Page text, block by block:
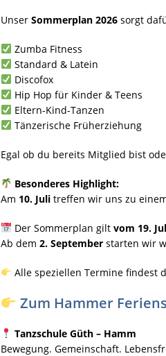
Unser Sommerplan 2026 sorgt
Zumba Fitness
Standard & Latein
Discofox
Hip Hop für Kinder & Teens
Eltern-Kind-Tanzen
Tänzerische Früherziehung
Egal ob du bereits Mitglied bist
Besonderes Highlight:
Am 10. Juli treffen wir uns zu
Der Sommerplan gilt vom 19.
Ab dem 2. September starten wir
Alle speziellen Termine findest
Zum Hammer
Tanzschule Güth – Hamm
Bewegung. Gemeinschaft.